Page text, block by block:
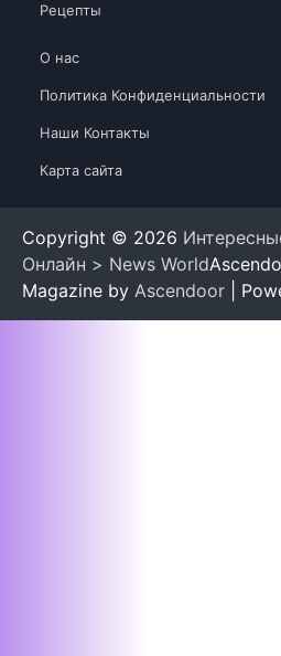
Рецепты
О нас
Политика Конфиденциальности
Наши Контакты
Карта сайта
Copyright © 2026
Онлайн > News World
Magazine by Ascendoor |